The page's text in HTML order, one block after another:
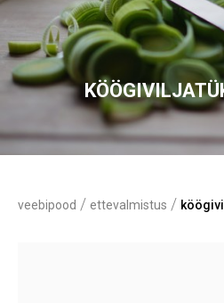
veebipood / ettevalmistus /